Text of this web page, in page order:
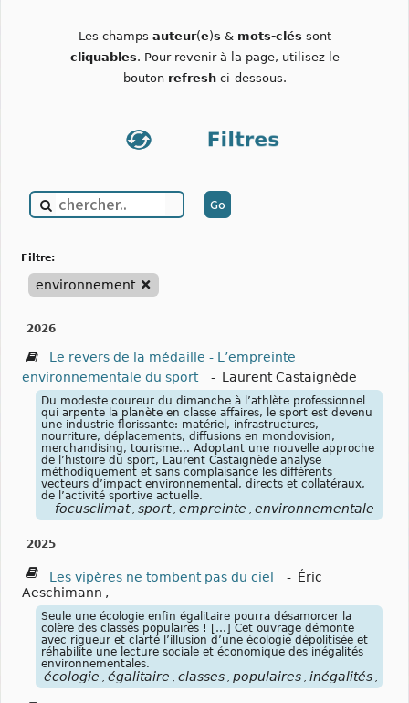
Les champs auteur(e)s & mots-clés sont
cliquables. Pour revenir à la page, utilisez le
bouton refreshci-dessous.
filtre:
environnement
2026
Le revers de la médaille - L’empreinte
environnementale du sport
- Laurent Castaignède
Du modeste coureur du dimanche à l’athlète professionnel
qui arpente la planète en classe affaires, le sport est devenu
une industrie florissante: matériel, infrastructures,
nourriture, déplacements, diffusions en mondovision,
merchandising, tourisme... Adoptant une nouvelle approche
de l’histoire du sport, Laurent Castaignède analyse
méthodiquement et sans complaisance les différents
vecteurs d’impact environnemental, directs et collatéraux,
de l’activité sportive actuelle.
focusclimat sport empreinte environnementale
2025
Les vipères ne tombent pas du ciel - Éric
Aeschimann ,
Seule une écologie enfin égalitaire pourra désamorcer la
colère des classes populaires ! […] Cet ouvrage démonte
avec rigueur et clarté l’illusion d’une écologie dépolitisée et
réhabilite une lecture sociale et économique des inégalités
environnementales.
écologie égalitaire classes populaires inégalités